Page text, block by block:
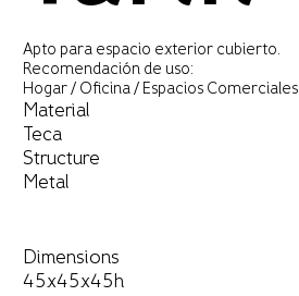
Apto para espacio exterior cubierto.
Recomendación de uso:
Hogar / Oficina / Espacios Comerciales
Material
Teca
Structure
Metal
Dimensions
45x45x45h